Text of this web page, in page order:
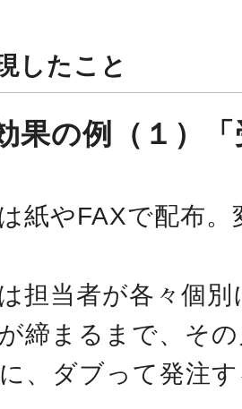
したこと
果の例（１）
紙やFAXで配布
担当者が各々個
締まるまで、そ
、ダブって発注